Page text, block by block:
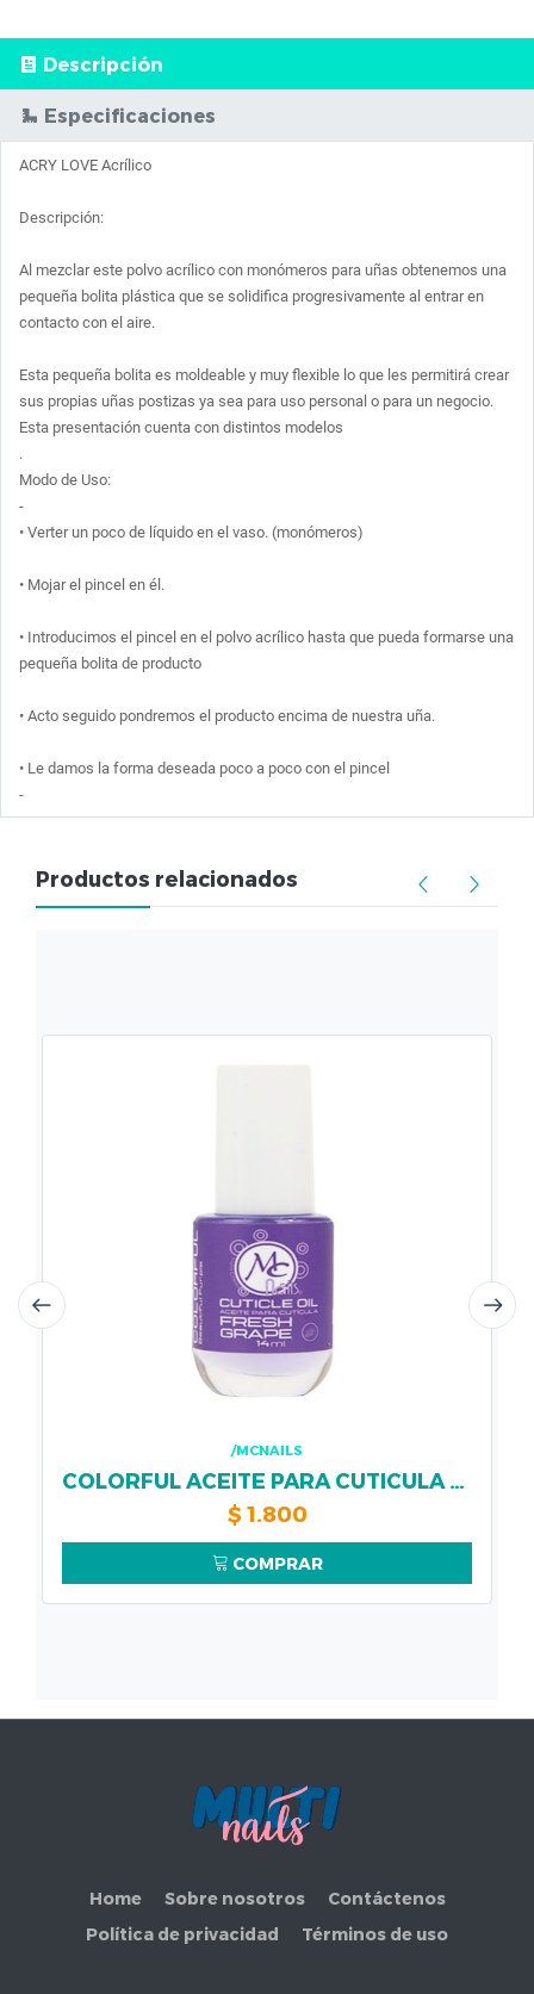
Descripción
Especificaciones
ACRY LOVE Acrílico
Descripción:
Al mezclar este polvo acrílico con monómeros para uñas obtenemos una
pequeña bolita plástica que se solidifica progresivamente al entrar en
contacto con el aire.
Esta pequeña bolita es moldeable y muy flexible lo que les permitirá crear
sus propias uñas postizas ya sea para uso personal o para un negocio.
Esta presentación cuenta con distintos modelos
.
Modo de Uso:
-
• Verter un poco de líquido en el vaso. (monómeros)
• Mojar el pincel en él.
• Introducimos el pincel en el polvo acrílico hasta que pueda formarse una
pequeña bolita de producto
• Acto seguido pondremos el producto encima de nuestra uña.
• Le damos la forma deseada poco a poco con el pincel
-
Productos relacionados
/MCNAILS
COLORFUL ACEITE PARA CUTICULA 14ML AROMA FRESH GRAPE
$ 1.800
COMPRAR
Home Sobre nosotros
Contáctenos
Política de privacidad
Términos de uso